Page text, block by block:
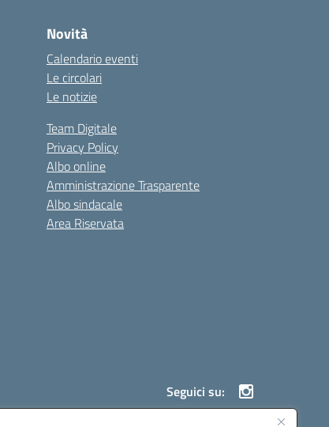
Novità
Calendario eventi
Le circolari
Le notizie
Team Digitale
Privacy Policy
Albo online
Amministrazione Trasparente
Albo sindacale
Area Riservata
Seguici su: